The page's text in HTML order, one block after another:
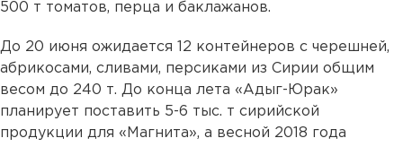
500 т томатов, перца и баклажанов.
До 20 июня ожидается 12 контейнеров с черешней,
абрикосами, сливами, персиками из Сирии общим
весом до 240 т. До конца лета «Адыг-Юрак»
планирует поставить 5-6 тыс. т сирийской
продукции для «Магнита», а весной 2018 года